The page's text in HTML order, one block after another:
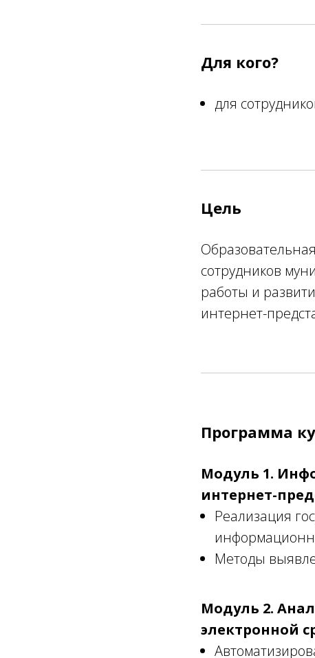
Для кого?
для
Цель
сотрудников
работы и
интернет-
Программа
Модуль 1.
интернет-
Реализация
Методы
Модуль 2.
электронной